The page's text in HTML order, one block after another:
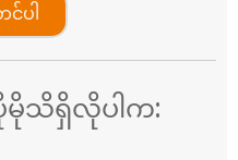
ပါ
ပိုမိုသိရှိလိုပါက: